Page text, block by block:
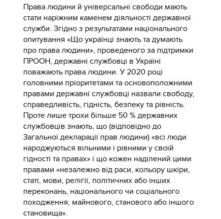
Права людини й універсальні свободи мають
стати наріжним каменем діяльності державної
служби. Згідно з результатами національного
опитування «Що українці знають та думають
про права людини», проведеного за підтримки
ПРООН, державні службовці в Україні
поважають права людини. У 2020 році
головними пріоритетами та основоположними
правами державні службовці назвали свободу,
справедливість, гідність, безпеку та рівність.
Проте лише трохи більше 50 % державних
службовців знають, що (відповідно до
Загальної декларації прав людини) «всі люди
народжуються вільними і рівними у своїй
гідності та правах» і що кожен наділений цими
правами «незалежно від раси, кольору шкіри,
статі, мови, релігії, політичних або інших
переконань, національного чи соціального
походження, майнового, станового або іншого
становища».